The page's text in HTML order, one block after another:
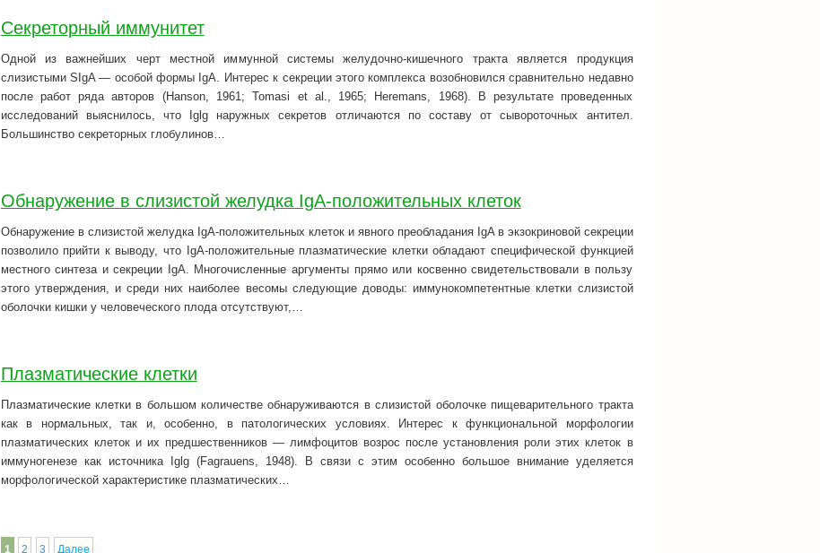
Секреторный иммунитет
Одной из важнейших черт местной иммунной системы желудочно-кишечного тракта является продукция
слизистыми SIgA — особой формы IgA. Интерес к секреции этого комплекса возобновился сравнительно недавно
после работ ряда авторов (Hanson, 1961; Tomasi et al., 1965; Heremans, 1968). В результате проведенных
исследований выяснилось, что Iglg наружных секретов отличаются по составу от сывороточных антител.
Большинство секреторных глобулинов…
Обнаружение в слизистой желудка IgA-положительных клеток
Обнаружение в слизистой желудка IgA-положительных клеток и явного преобладания IgA в экзокриновой секреции
позволило прийти к выводу, что IgA-положительные плазматические клетки обладают специфической функцией
местного синтеза и секреции IgA. Многочисленные аргументы прямо или косвенно свидетельствовали в пользу
этого утверждения, и среди них наиболее весомы следующие доводы: иммунокомпетентные клетки слизистой
оболочки кишки у человеческого плода отсутствуют,…
Плазматические клетки
Плазматические клетки в большом количестве обнаруживаются в слизистой оболочке пищеварительного тракта
как в нормальных, так и, особенно, в патологических условиях. Интерес к функциональной морфологии
плазматических клеток и их предшественников — лимфоцитов возрос после установления роли этих клеток в
иммуногенезе как источника Iglg (Fagrauens, 1948). В связи с этим особенно большое внимание уделяется
морфологической характеристике плазматических…
1 2 3 Далее